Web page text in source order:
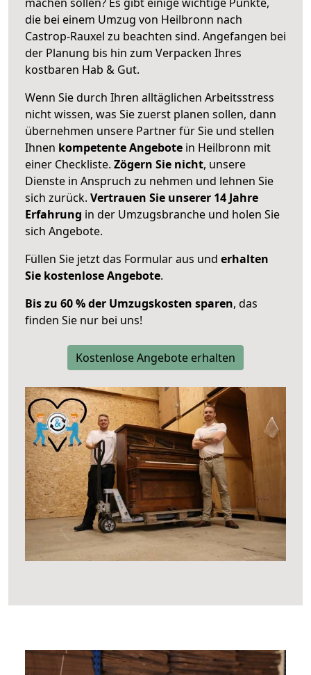
die bei einem Umzug von Heilbronn nach
Castrop-Rauxel zu beachten sind. Angefangen bei
der Planung bis hin zum Verpacken Ihres
kostbaren Hab & Gut.
Wenn Sie durch Ihren alltäglichen Arbeitsstress
nicht wissen, was Sie zuerst planen sollen, dann
übernehmen unsere Partner für Sie und stellen
Ihnen kompetente Angebote in Heilbronn mit
einer Checkliste. Zögern Sie nicht, unsere
Dienste in Anspruch zu nehmen und lehnen Sie
sich zurück. Vertrauen Sie unserer 14 Jahre
Erfahrung in der Umzugsbranche und holen Sie
sich Angebote.
Füllen Sie jetzt das Formular aus und erhalten
Sie kostenlose Angebote.
Bis zu 60 % der Umzugskosten sparen, das
finden Sie nur bei uns!
Kostenlose Angebote erhalten